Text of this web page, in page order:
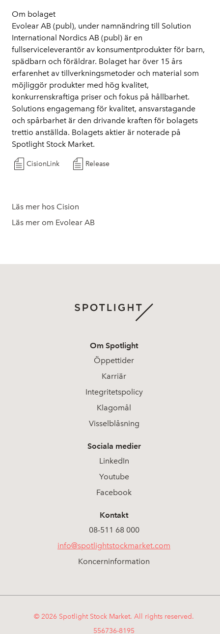
Om bolaget
Evolear AB (publ), under namnändring till Solution
International Nordics AB (publ) är en
fullserviceleverantör av konsumentprodukter för barn,
spädbarn och föräldrar. Bolaget har över 15 års
erfarenhet av tillverkningsmetoder och material som
möjliggör produkter med hög kvalitet,
konkurrenskraftiga priser och fokus på hållbarhet.
Solutions engagemang för kvalitet, ansvarstagande
och spårbarhet är den drivande kraften för bolagets
trettio anställda. Bolagets aktier är noterade på
Spotlight Stock Market.
CisionLink Release
Läs mer hos Cision
Läs mer om Evolear AB
Om Spotlight
Öppettider
Karriär
Integritetspolicy
Klagomål
Visselblåsning
Sociala medier
LinkedIn
Youtube
Facebook
Kontakt
08-511 68 000
info@spotlightstockmarket.com
Koncerninformation
© 2026 Spotlight Stock Market. All rights reserved.
556736-8195